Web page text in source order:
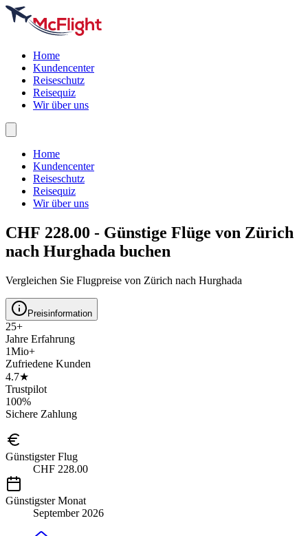
Home
Kundencenter
Reiseschutz
Reisequiz
Wir über uns
Home
Kundencenter
Reiseschutz
Reisequiz
Wir über uns
CHF 228.00 - Günstige Flüge von Zürich
nach Hurghada buchen
Vergleichen Sie Flugpreise von Zürich nach Hurghada
Preisinformation
25+
Jahre Erfahrung
1Mio+
Zufriedene Kunden
4.7★
Trustpilot
100%
Sichere Zahlung
Günstigster Flug
CHF 228.00
Günstigster Monat
September 2026